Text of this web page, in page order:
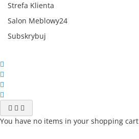
Strefa Klienta
Salon Meblowy24
Subskrybuj
You have no items in your shopping cart